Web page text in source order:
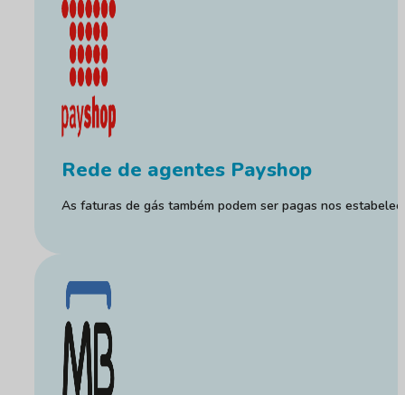
Rede de agentes Payshop
As faturas de gás também podem ser pagas nos